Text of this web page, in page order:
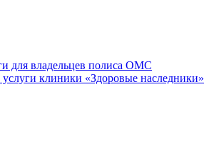
для владельцев полиса ОМС
клиники «Здоровые наследники»